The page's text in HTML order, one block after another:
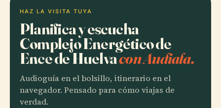
HAZ LA VISITA TUYA
Planifica y escucha
Complejo Energético de
Ence de Huelvacon Audiala.
Audioguía en el bolsillo, itinerario en el
navegador. Pensado para cómo viajas de
verdad.